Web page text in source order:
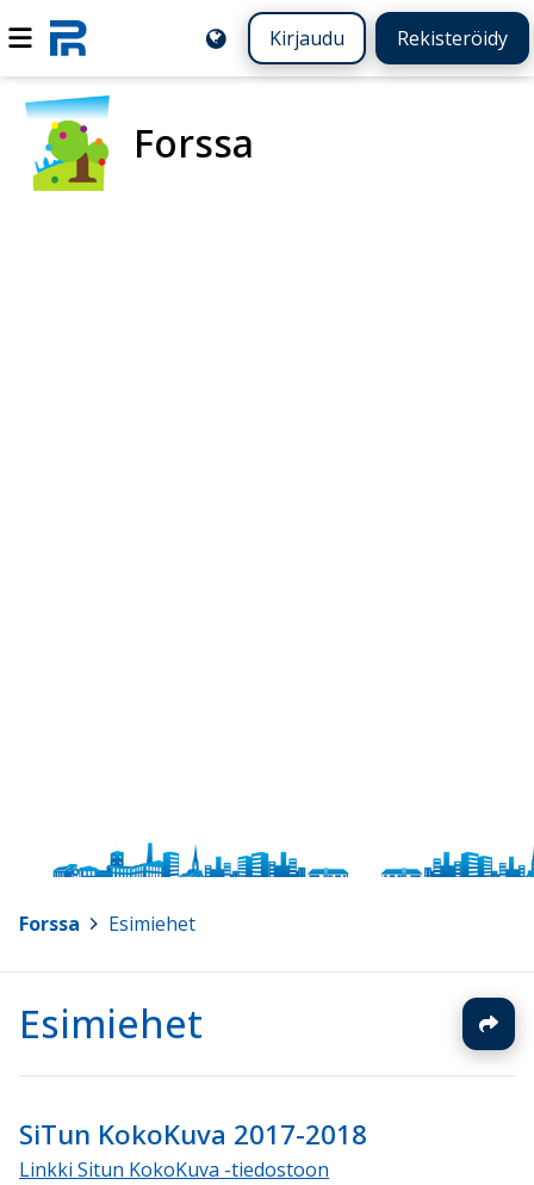
Kirjaudu Rekisteröidy
Forssa
Forssa Esimiehet
Esimiehet
SiTun KokoKuva 2017-2018
Linkki Situn KokoKuva -tiedostoon